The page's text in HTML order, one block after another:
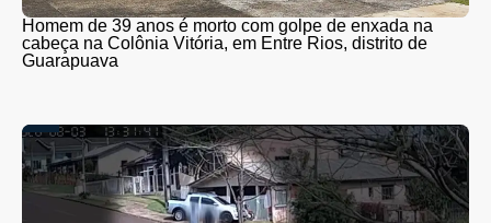
Homem de 39 anos é morto com golpe de enxada na
cabeça na Colônia Vitória, em Entre Rios, distrito de
Guarapuava